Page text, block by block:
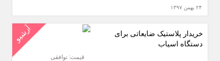
۲۴ بهمن ۱۳۹۷
آرشیو
خریدار پلاستیک ضایعاتی برای
دستگاه اسیاب
قیمت: توافقی